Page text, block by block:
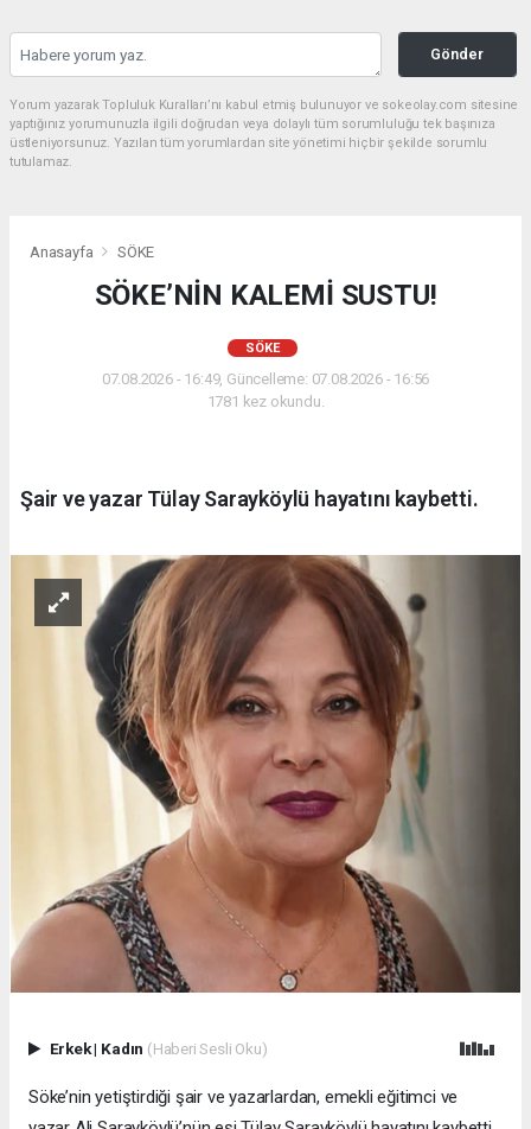
Gönder
Yorum yazarak Topluluk Kuralları’nı kabul etmiş bulunuyor ve sokeolay.com sitesine
yaptığınız yorumunuzla ilgili doğrudan veya dolaylı tüm sorumluluğu tek başınıza
üstleniyorsunuz. Yazılan tüm yorumlardan site yönetimi hiçbir şekilde sorumlu
tutulamaz.
Anasayfa SÖKE
SÖKE’NİN KALEMİ SUSTU!
SÖKE
07.08.2026 - 16:49, Güncelleme: 07.08.2026 - 16:56
1781 kez okundu.
Şair ve yazar Tülay Sarayköylü hayatını kaybetti.
Erkek| Kadın (Haberi Sesli Oku)
Söke’nin yetiştirdiği şair ve yazarlardan, emekli eğitimci ve